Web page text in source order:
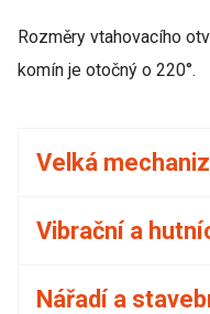
Velká
Vibrační a
Nářadí a
Rozměry vtahovacího
komín je otočný o 220°.